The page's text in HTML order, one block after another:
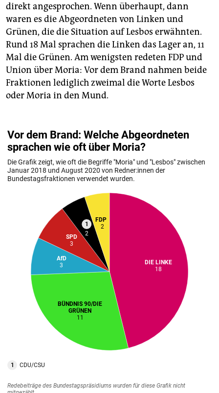
direkt angesprochen. Wenn überhaupt, dann
waren es die Abgeordneten von Linken und
Grünen, die die Situation auf Lesbos erwähnten.
Rund 18 Mal sprachen die Linken das Lager an, 11
Mal die Grünen. Am wenigsten redeten FDP und
Union über Moria: Vor dem Brand nahmen beide
Fraktionen lediglich zweimal die Worte Lesbos
oder Moria in den Mund.